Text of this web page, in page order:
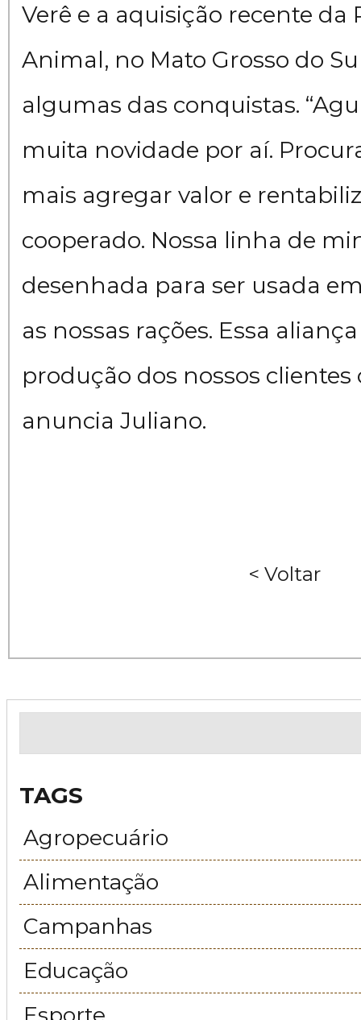
Verê e a aquisição recente da
Animal, no Mato Grosso do
algumas das conquistas.
muita novidade por aí.
mais agregar valor e
cooperado. Nossa linha de
desenhada para ser usada
as nossas rações. Essa
produção dos nossos clientes
anuncia Juliano.
< Voltar
TAGS
Agropecuário
Alimentação
Campanhas
Educação
Esporte